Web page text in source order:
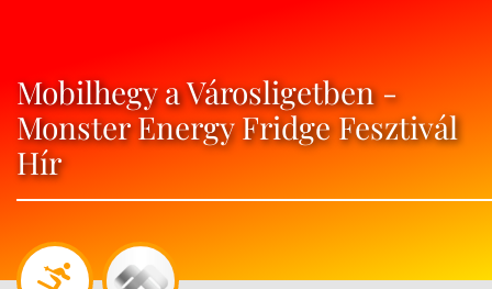
Mobilhegy a Városligetben -
Monster Energy Fridge Fesztivál
Hír